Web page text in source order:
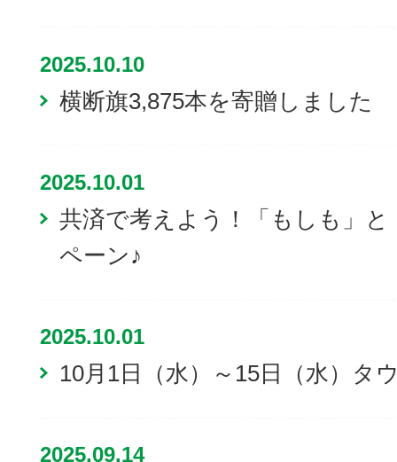
2025.10.10
横断旗3,875本を寄贈しました
2025.10.01
共済で考えよう！「もしも」
ペーン♪
2025.10.01
10月1日（水）～15日（水）タ
2025.09.14